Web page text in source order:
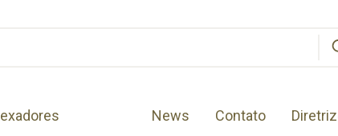
News Contato